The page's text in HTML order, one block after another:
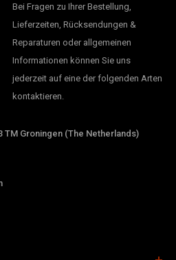
Bei Fragen zu Ihrer Bestellung,
Lieferzeiten, Rücksendungen &
Reparaturen oder allgemeinen
Informationen können Sie uns
jederzeit auf eine der folgenden Arten
kontaktieren.
TM Groningen (The Netherlands)